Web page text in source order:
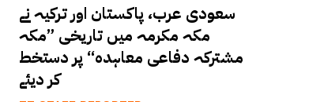
سعودی عرب، پاکستان اور ترکیہ نے
مکہ مکرمہ میں تاریخی ”مکہ
مشترکہ دفاعی معاہدہ“ پر دستخط
کر دیئے